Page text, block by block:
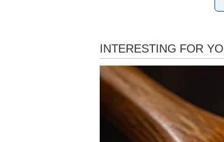
Međutim, postoji prirodan i
odvoda bez upotrebe
čisti cijevi, umivaonike,
blokiraju protok vode, a